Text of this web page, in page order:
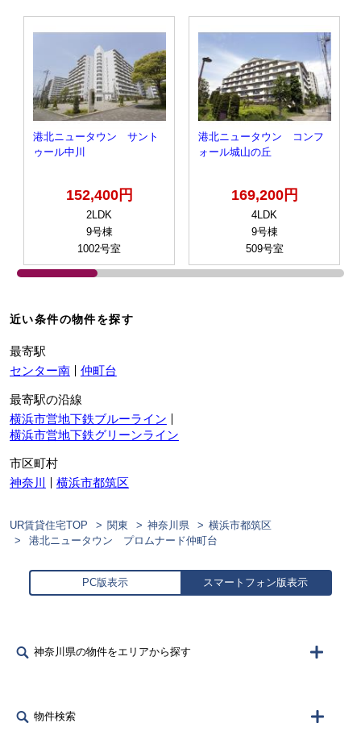
港北ニュータウン サント
ゥール中川
152,400円
2LDK
9号棟
1002号室
港北ニュータウン コンフ
ォール城山の丘
169,200円
4LDK
9号棟
509号室
近い条件の物件を探す
最寄駅
センター南
仲町台
最寄駅の沿線
横浜市営地下鉄ブルーライン
横浜市営地下鉄グリーンライン
市区町村
神奈川
横浜市都筑区
UR賃貸住宅TOP 関東 神奈川県
横浜市都筑区
港北ニュータウン プロムナード仲町台
PC版表示 スマートフォン版表示
神奈川県の物件をエリアから探す
物件検索